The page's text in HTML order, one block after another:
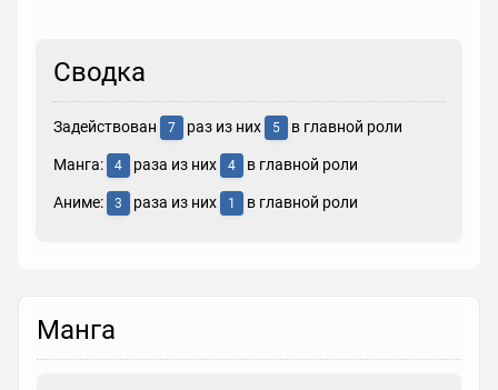
Сводка
Задействован 7 раз из них 5 в главной роли
Манга: 4 раза из них 4 в главной роли
Аниме: 3 раза из них 1 в главной роли
Манга